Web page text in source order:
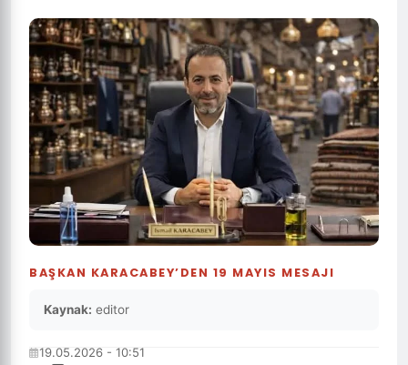
BAŞKAN KARACABEY’DEN 19 MAYIS MESAJI
19.05.2026 - 10:51
Kaynak: editor